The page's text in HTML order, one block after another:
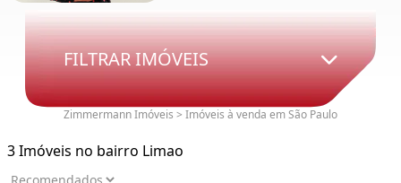
FILTRAR IMÓVEIS
Zimmermann Imóveis > Imóveis à venda em São Paulo
3 Imóveis no bairro Limao